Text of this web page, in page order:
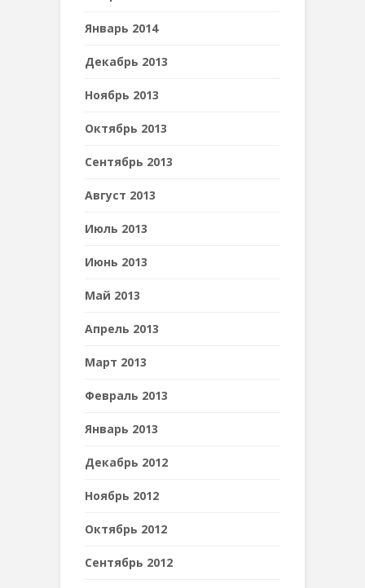
Январь 2014
Декабрь 2013
Ноябрь 2013
Октябрь 2013
Сентябрь 2013
Август 2013
Июль 2013
Июнь 2013
Май 2013
Апрель 2013
Март 2013
Февраль 2013
Январь 2013
Декабрь 2012
Ноябрь 2012
Октябрь 2012
Сентябрь 2012